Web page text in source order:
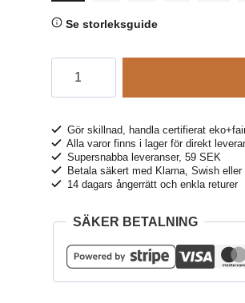
Se storleksguide
brun
mängd
Gör skillnad, handla certifierat
Alla varor finns i lager för direkt
Supersnabba leveranser, 59 SEK
Betala säkert med Klarna, Swish eller
14 dagars ångerrätt och enkla returer
SÄKER BETALNING